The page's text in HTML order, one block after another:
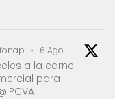
· 6 Ago
a la carne
para